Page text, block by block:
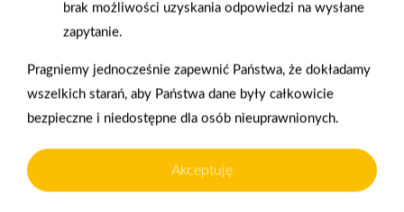
brak możliwości uzyskania odpowiedzi na wysłane
zapytanie.
Pragniemy jednocześnie zapewnić Państwa, że dokładamy
wszelkich starań, aby Państwa dane były całkowicie
bezpieczne i niedostępne dla osób nieuprawnionych.
Akceptuję